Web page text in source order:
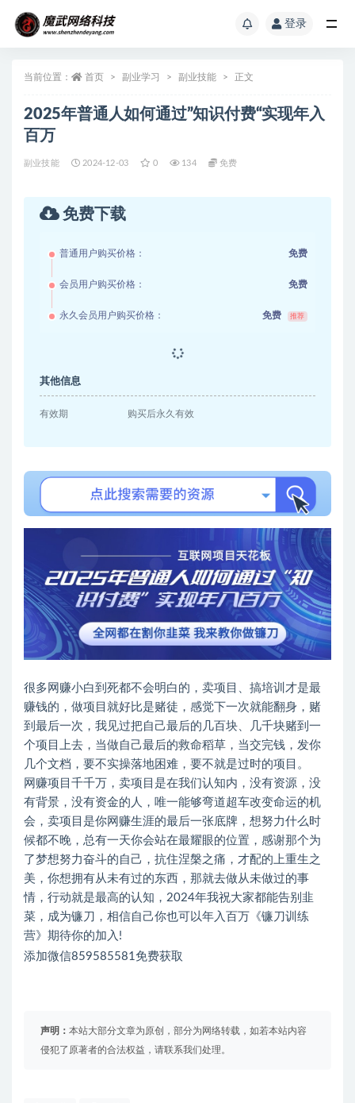
登录
当前位置： 首页 副业学习 副业技能 正文
2025年普通人如何通过”知识付费“实现年入
百万
副业技能 2024-12-03 0 134 免费
免费下载
普通用户购买价格： 免费
会员用户购买价格： 免费
永久会员用户购买价格： 免费 推荐
其他信息
有效期 购买后永久有效
很多网赚小白到死都不会明白的，卖项目、搞培训才是最
赚钱的，做项目就好比是赌徒，感觉下一次就能翻身，赌
到最后一次，我见过把自己最后的几百块、几千块赌到一
个项目上去，当做自己最后的救命稻草，当交完钱，发你
几个文档，要不实操落地困难，要不就是过时的项目。
网赚项目千千万，卖项目是在我们认知内，没有资源，没
有背景，没有资金的人，唯一能够弯道超车改变命运的机
会，卖项目是你网赚生涯的最后一张底牌，想努力什么时
候都不晚，总有一天你会站在最耀眼的位置，感谢那个为
了梦想努力奋斗的自己，抗住涅槃之痛，才配的上重生之
美，你想拥有从未有过的东西，那就去做从未做过的事
情，行动就是最高的认知，2024年我祝大家都能告别韭
菜，成为镰刀，相信自己你也可以年入百万《镰刀训练
营》期待你的加入!
添加微信859585581免费获取
声明： 本站大部分文章为原创，部分为网络转载，如若本站内容
侵犯了原著者的合法权益，请联系我们处理。